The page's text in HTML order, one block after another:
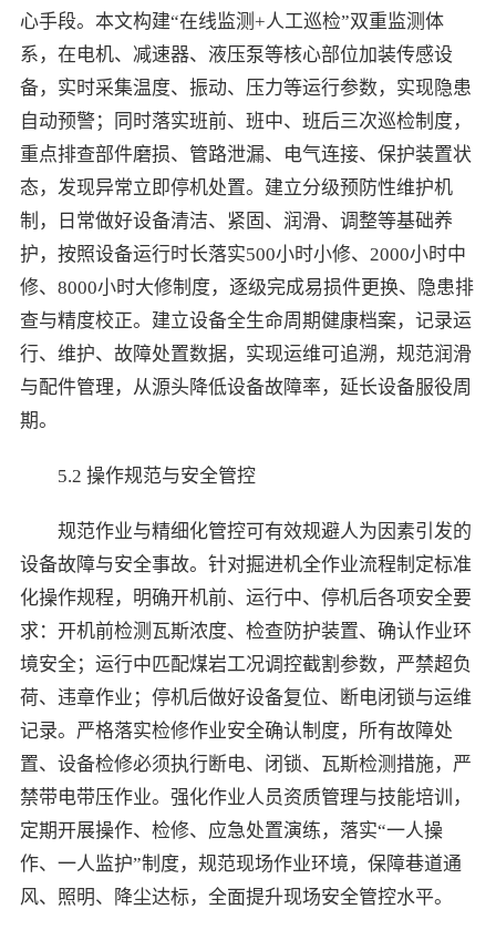
心手段。本文构建“在线监测+人工巡检”双重监测体
系，在电机、减速器、液压泵等核心部位加装传感设
备，实时采集温度、振动、压力等运行参数，实现隐患
自动预警；同时落实班前、班中、班后三次巡检制度，
重点排查部件磨损、管路泄漏、电气连接、保护装置状
态，发现异常立即停机处置。建立分级预防性维护机
制，日常做好设备清洁、紧固、润滑、调整等基础养
护，按照设备运行时长落实500小时小修、2000小时中
修、8000小时大修制度，逐级完成易损件更换、隐患排
查与精度校正。建立设备全生命周期健康档案，记录运
行、维护、故障处置数据，实现运维可追溯，规范润滑
与配件管理，从源头降低设备故障率，延长设备服役周
期。
5.2 操作规范与安全管控
规范作业与精细化管控可有效规避人为因素引发的
设备故障与安全事故。针对掘进机全作业流程制定标准
化操作规程，明确开机前、运行中、停机后各项安全要
求：开机前检测瓦斯浓度、检查防护装置、确认作业环
境安全；运行中匹配煤岩工况调控截割参数，严禁超负
荷、违章作业；停机后做好设备复位、断电闭锁与运维
记录。严格落实检修作业安全确认制度，所有故障处
置、设备检修必须执行断电、闭锁、瓦斯检测措施，严
禁带电带压作业。强化作业人员资质管理与技能培训，
定期开展操作、检修、应急处置演练，落实“一人操
作、一人监护”制度，规范现场作业环境，保障巷道通
风、照明、降尘达标，全面提升现场安全管控水平。